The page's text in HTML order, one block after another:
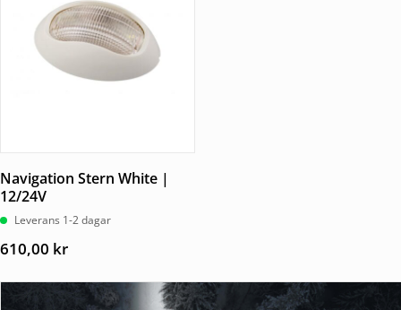
Navigation Stern White |
12/24V
Leverans 1-2 dagar
610,00 kr